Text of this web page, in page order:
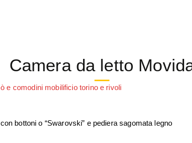
Camera da letto
bottoni o “Swarovski” e pediera sagomata legno